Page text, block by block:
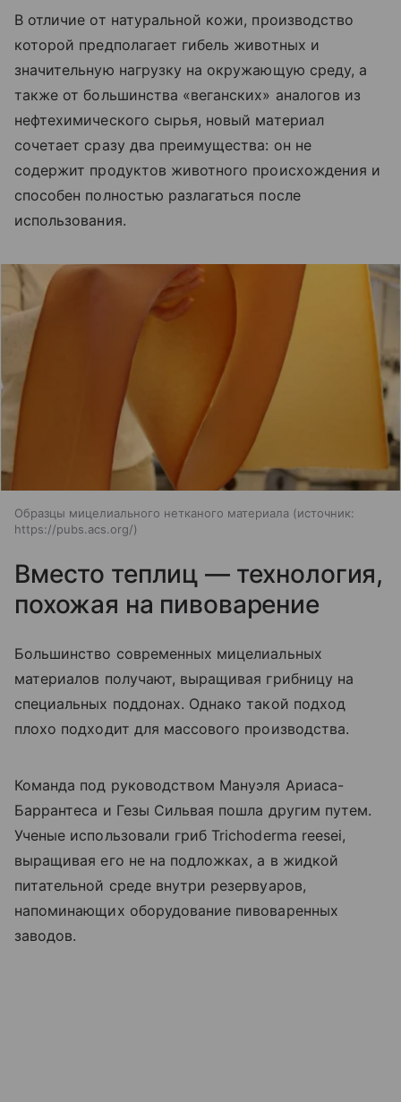
В отличие от натуральной кожи, производство
которой предполагает гибель животных и
значительную нагрузку на окружающую среду, а
также от большинства «веганских» аналогов из
нефтехимического сырья, новый материал
сочетает сразу два преимущества: он не
содержит продуктов животного происхождения и
способен полностью разлагаться после
использования.
Образцы мицелиального нетканого материала
источник:
https://pubs.acs.org/
Вместо теплиц — технология,
похожая на пивоварение
Большинство современных мицелиальных
материалов получают, выращивая грибницу на
специальных поддонах. Однако такой подход
плохо подходит для массового производства.
Команда под руководством Мануэля Ариаса-
Баррантеса и Гезы Сильвая пошла другим путем.
Ученые использовали гриб Trichoderma reesei,
выращивая его не на подложках, а в жидкой
питательной среде внутри резервуаров,
напоминающих оборудование пивоваренных
заводов.